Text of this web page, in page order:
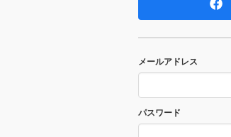
メールアドレス
パスワード